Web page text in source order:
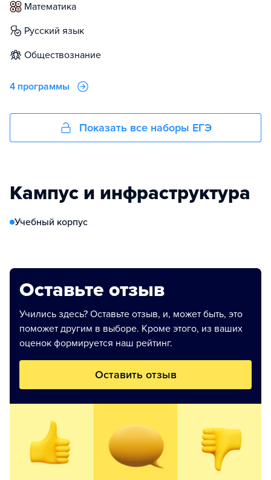
математика
русский язык
обществознание
4 программы
Показать все наборы ЕГЭ
Кампус и инфраструктура
Учебный корпус
Оставьте отзыв
Учились здесь? Оставьте отзыв, и, может быть, это
поможет другим в выборе. Кроме этого, из ваших
оценок формируется наш рейтинг.
Оставить отзыв